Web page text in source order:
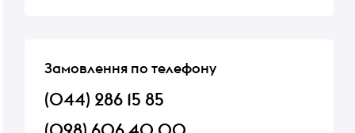
Замовлення по телефону
(044) 286 15 85